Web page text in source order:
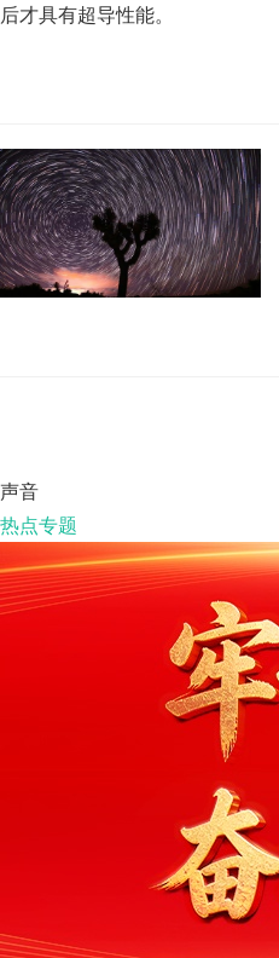
后才具有超导性能。
声音
热点专题